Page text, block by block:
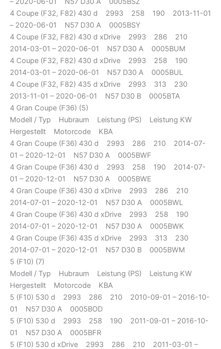
4 Coupe (F32, F82) 430 d 2993 258 190 2013-11-01
– 2020-06-01 N57 D30 A 0005BSY
4 Coupe (F32, F82) 430 d xDrive 2993 286 210
2014-03-01 – 2020-06-01 N57 D30 A 0005BUM
4 Coupe (F32, F82) 430 d xDrive 2993 258 190
2014-03-01 – 2020-06-01 N57 D30 A 0005BUL
4 Coupe (F32, F82) 435 d xDrive 2993 313 230
2013-11-01 – 2020-06-01 N57 D30 B 0005BTA
4 Gran Coupe (F36) (5)
Modell / Typ Hubraum Leistung (PS) Leistung KW
Hergestellt Motorcode KBA
4 Gran Coupe (F36) 430 d 2993 286 210 2014-07-
01 – 2020-12-01 N57 D30 A 0005BWF
4 Gran Coupe (F36) 430 d 2993 258 190 2014-07-
01 – 2020-12-01 N57 D30 A 0005BWE
4 Gran Coupe (F36) 430 d xDrive 2993 286 210
2014-07-01 – 2020-12-01 N57 D30 A 0005BWL
4 Gran Coupe (F36) 430 d xDrive 2993 258 190
2014-07-01 – 2020-12-01 N57 D30 A 0005BWK
4 Gran Coupe (F36) 435 d xDrive 2993 313 230
2014-07-01 – 2020-12-01 N57 D30 B 0005BWM
5 (F10) (7)
Modell / Typ Hubraum Leistung (PS) Leistung KW
Hergestellt Motorcode KBA
5 (F10) 530 d 2993 286 210 2010-09-01 – 2016-10-
01 N57 D30 A 0005BOD
5 (F10) 530 d 2993 258 190 2011-09-01 – 2016-10-
01 N57 D30 A 0005BFR
5 (F10) 530 d xDrive 2993 286 210 2011-03-01 –